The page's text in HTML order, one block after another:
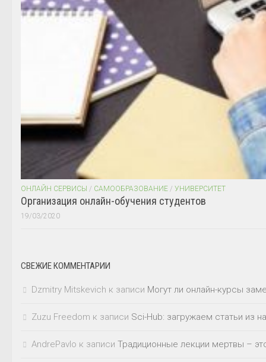
ОНЛАЙН СЕРВИСЫ / САМООБРАЗОВАНИЕ / УНИВЕРСИТЕТ
Организация онлайн-обучения студентов
19/03/2020
СВЕЖИЕ КОММЕНТАРИИ
Dzmitry Mitskevich к записи Могут ли онлайн-курсы
Zuzu Freedom к записи Sci-Hub: загружаем статьи из
AndrePavlo к записи Традиционные лекции мертвы –